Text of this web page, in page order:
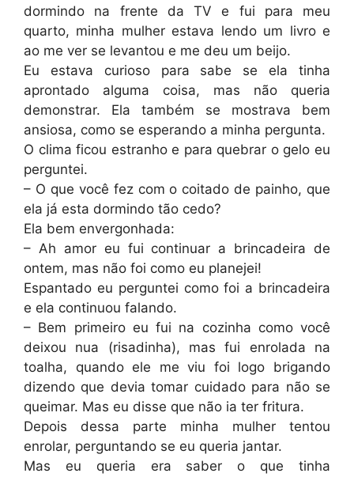
dormindo na frente da TV e fui para meu
quarto, minha mulher estava lendo um livro e
ao me ver se levantou e me deu um beijo.
Eu estava curioso para sabe se ela tinha
aprontado alguma coisa, mas não queria
demonstrar. Ela também se mostrava bem
ansiosa, como se esperando a minha pergunta.
O clima ficou estranho e para quebrar o gelo eu
perguntei.
– O que você fez com o coitado de painho, que
ela já esta dormindo tão cedo?
Ela bem envergonhada:
– Ah amor eu fui continuar a brincadeira de
ontem, mas não foi como eu planejei!
Espantado eu perguntei como foi a brincadeira
e ela continuou falando.
– Bem primeiro eu fui na cozinha como você
deixou nua (risadinha), mas fui enrolada na
toalha, quando ele me viu foi logo brigando
dizendo que devia tomar cuidado para não se
queimar. Mas eu disse que não ia ter fritura.
Depois dessa parte minha mulher tentou
enrolar, perguntando se eu queria jantar.
Mas eu queria era saber o que tinha